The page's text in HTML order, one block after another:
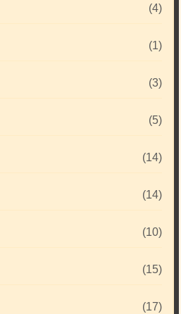
(4)
(1)
(3)
(5)
(14)
(14)
(10)
(15)
(17)